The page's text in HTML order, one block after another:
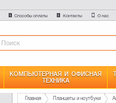
Способы оплаты Контакты О нас
КОМПЬЮТЕРНАЯ И ОФИСНАЯ
ТЕХНИКА
Главная Планшеты и ноутбуки